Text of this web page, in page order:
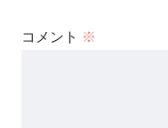
コメント ※